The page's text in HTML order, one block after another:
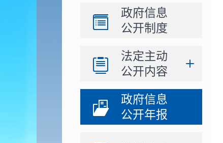
政府信息
公开制度
法定主动
公开内容
政府信息
公开年报